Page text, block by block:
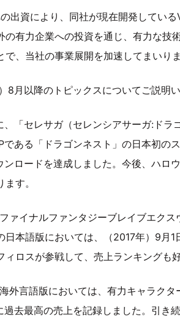
出資により、同社が現在開発してい
の有力企業への投資を通じ、有力な技
で、当社の事業展開を加速してまいりま
8月以降のトピックスについてご説明い
、「セレサガ（セレンシアサーガ:ド
である「ドラゴンネスト」の日本初の
ロードを達成しました。今後、ハロ
す。
ァイナルファンタジーブレイブエク
日本語版においては、（2017年）9月
ィロスが参戦して、売上ランキングも
外言語版においては、有力キャラクタ
過去最高の売上を記録しました。引き